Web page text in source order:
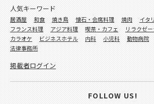
人気キーワード
居酒屋 和食 焼き鳥 懐石・会席料理 焼肉
イタ
フランス料理
アジア料理 喫茶・カフェ リラクゼ
カラオケ
ビジネスホテル 内科 小児科 動物病院
法律事務所
掲載者ログイン
FOLLOW US!